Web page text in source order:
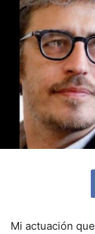
Mi actuación